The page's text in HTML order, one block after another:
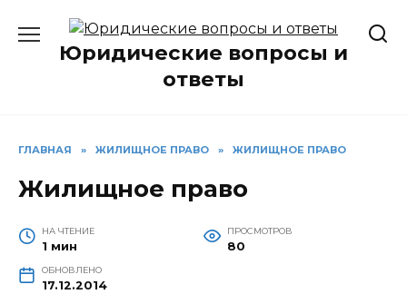
содержаниюЮридические вопросы и
ответы
ГЛАВНАЯ » ЖИЛИЩНОЕ ПРАВО » ЖИЛИЩНОЕ ПРАВО
Жилищное право
НА ЧТЕНИЕ
1 мин
ПРОСМОТРОВ
80
ОБНОВЛЕНО
17.12.2014